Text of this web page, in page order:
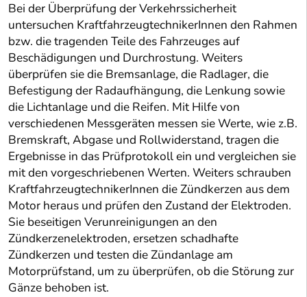
Bei der Überprüfung der Verkehrssicherheit
untersuchen KraftfahrzeugtechnikerInnen den Rahmen
bzw. die tragenden Teile des Fahrzeuges auf
Beschädigungen und Durchrostung. Weiters
überprüfen sie die Bremsanlage, die Radlager, die
Befestigung der Radaufhängung, die Lenkung sowie
die Lichtanlage und die Reifen. Mit Hilfe von
verschiedenen Messgeräten messen sie Werte, wie z.B.
Bremskraft, Abgase und Rollwiderstand, tragen die
Ergebnisse in das Prüfprotokoll ein und vergleichen sie
mit den vorgeschriebenen Werten. Weiters schrauben
KraftfahrzeugtechnikerInnen die Zündkerzen aus dem
Motor heraus und prüfen den Zustand der Elektroden.
Sie beseitigen Verunreinigungen an den
Zündkerzenelektroden, ersetzen schadhafte
Zündkerzen und testen die Zündanlage am
Motorprüfstand, um zu überprüfen, ob die Störung zur
Gänze behoben ist.